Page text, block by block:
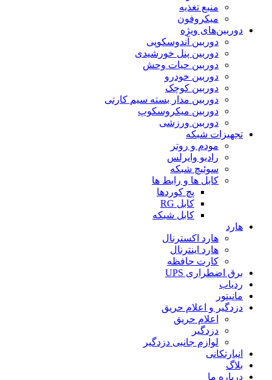
منبع تغذیه
میکروفون
دوربین‌های ویژه
دوربین آندوسکوپی
دوربین پنل خورشیدی
دوربین حیات وحش
دوربین خودرو
دوربین کوچک
دوربین مدار بسته سیم کارتی
دوربین میکروسکوپ
دوربین ورزشی
تجهیزات شبکه
مودم و روتر
رادیو وایرلس
سوئیچ شبکه
کابل ها و رابط ها
پچ کوردها
کابل RG
کابل شبکه
هارد
هارد اکسترنال
هارد اینترنال
کارت حافظه
برق اضطراری UPS
ردیاب
مانیتور
دزدگیر و اعلام حریق
اعلام حریق
دزدگیر
لوازم جانبی دزدگیر
انبارتکانی
بلاگ
درباره ما